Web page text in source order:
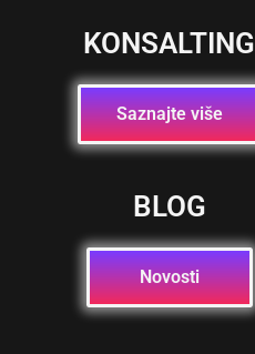
KONSALTING
Saznajte više
BLOG
Novosti